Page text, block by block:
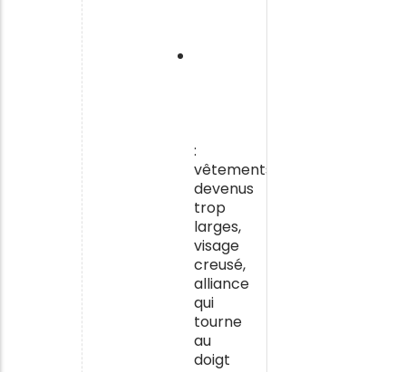
:
vêtements
devenus
trop
larges,
visage
creusé,
alliance
qui
tourne
au
doigt